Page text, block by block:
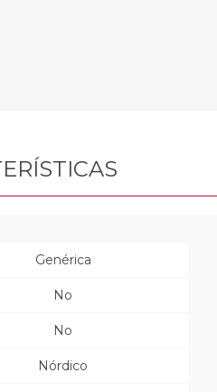
Genérica
No
No
Nórdico